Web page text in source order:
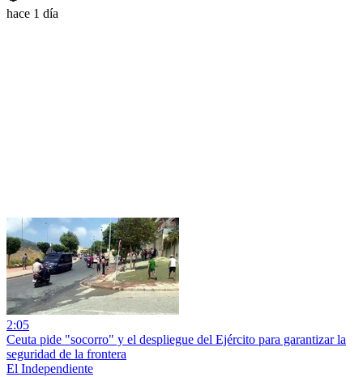
hace 1 día
2:05
Ceuta pide "socorro" y el despliegue del Ejército para garantizar la
seguridad de la frontera
El Independiente